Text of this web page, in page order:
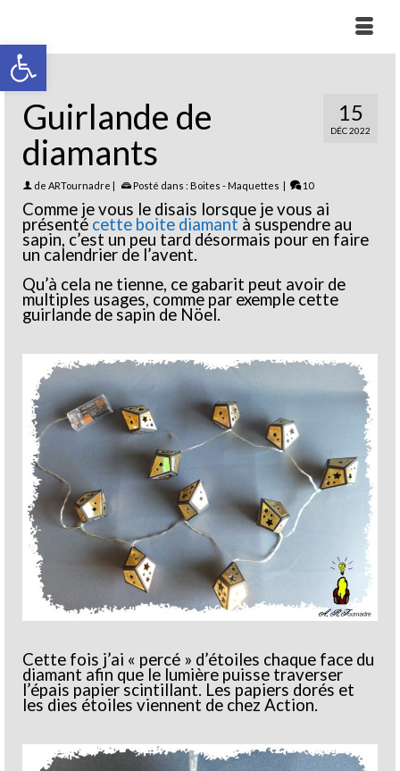
Ouvrir la barre d’outils
15
DÉC 2022
Guirlande de
diamants
de ARTournadre | Posté dans : Boites - Maquettes | 10
Comme je vous le disais lorsque je vous ai
présenté cette boite diamant à suspendre au
sapin, c’est un peu tard désormais pour en faire
un calendrier de l’avent.
Qu’à cela ne tienne, ce gabarit peut avoir de
multiples usages, comme par exemple cette
guirlande de sapin de Nöel.
Cette fois j’ai « percé » d’étoiles chaque face du
diamant afin que le lumière puisse traverser
l’épais papier scintillant. Les papiers dorés et
les dies étoiles viennent de chez Action.